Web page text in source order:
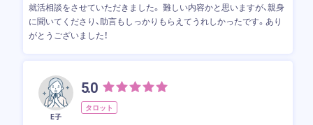
就活相談をさせていただきました。 難しい内容かと思いますが、親身
に聞いてくださり、助言もしっかりもらえてうれしかったです。あり
がとうございました！
E子
5.0
タロット